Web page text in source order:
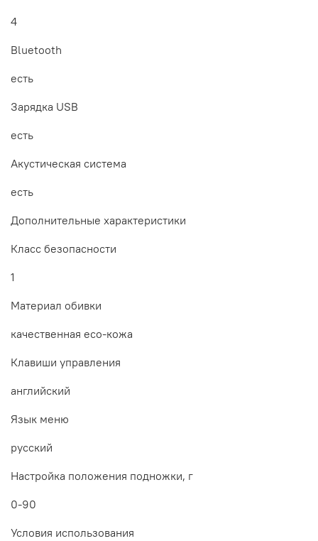
4
Bluetooth
есть
Зарядка USB
есть
Акустическая система
есть
Дополнительные xарактеристики
Класс безопасности
1
Материал обивки
качественная eco-кожа
Клавиши управления
английский
Язык меню
русский
Настройка положения подножки, г
0-90
Условия использования